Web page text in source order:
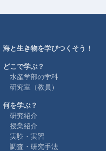
海と生き物を学びつくそう！
どこで学ぶ？
水産学部の学科
研究室（教員）
何を学ぶ？
研究紹介
授業紹介
実験・実習
調査・研究手法